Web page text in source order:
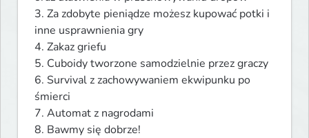
3. Za zdobyte pieniądze możesz kupować potki i
inne usprawnienia gry
4. Zakaz griefu
5. Cuboidy tworzone samodzielnie przez graczy
6. Survival z zachowywaniem ekwipunku po
śmierci
7. Automat z nagrodami
8. Bawmy się dobrze!